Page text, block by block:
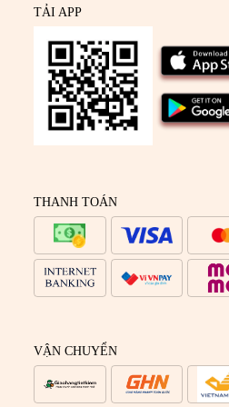
TẢI APP
THANH TOÁN
VẬN CHUYỂN